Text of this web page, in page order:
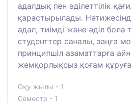
адалдық пен әділеттілік
қарастырылады.
адал, тиімді және әділ бола
студенттер саналы, заңға
принципшіл азаматтарға
жемқорлықсыз қоғам
Оқу жылы - 1
Семестр - 1